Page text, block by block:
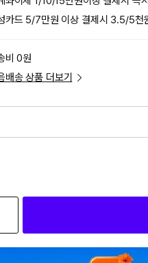
카드 5/7만원 이상 결제시 3.5/5천
비 0원
배송 상품 더보기